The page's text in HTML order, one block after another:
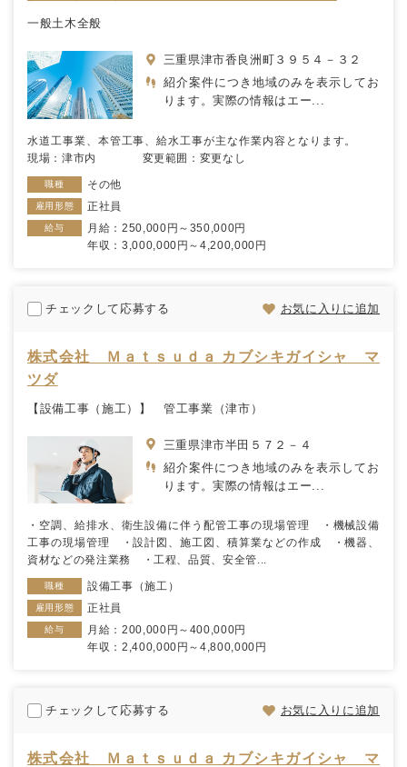
一般土木全般
三重県津市香良洲町３９５４－３２
紹介案件につき地域のみを表示してお
ります。実際の情報はエー...
水道工事業、本管工事、給水工事が主な作業内容となります。
現場：津市内 変更範囲：変更なし
職種 その他
雇用形態 正社員
給与
月給：250,000円～350,000円
年収：3,000,000円～4,200,000円
チェックして応募する お気に入りに追加
株式会社 Ｍａｔｓｕｄａ カブシキガイシャ マ
ツダ
【設備工事（施工）】 管工事業（津市）
三重県津市半田５７２－４
紹介案件につき地域のみを表示してお
ります。実際の情報はエー...
・空調、給排水、衛生設備に伴う配管工事の現場管理 ・機械設備
工事の現場管理 ・設計図、施工図、積算業などの作成 ・機器、
資材などの発注業務 ・工程、品質、安全管...
職種 設備工事（施工）
雇用形態 正社員
給与
月給：200,000円～400,000円
年収：2,400,000円～4,800,000円
チェックして応募する お気に入りに追加
株式会社 Ｍａｔｓｕｄａ カブシキガイシャ マ